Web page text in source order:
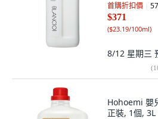
首購折扣價 57
$371
($23.19/100ml)
8/12 星期三
(
Hohoemi 嬰
正裝, 1個, 3L